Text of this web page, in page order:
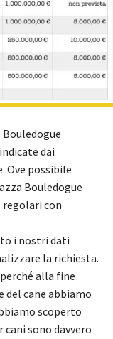
dai
Ove possibile
Bouledogue
regolari con
i nostri dati
la richiesta.
alla fine
cane abbiamo
scoperto
sono davvero